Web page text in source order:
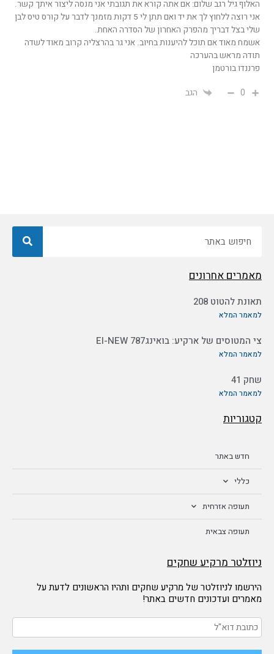
האלוף גיל רגב שלום: אם אתה קורא את תגובתי אני מנסה ליצור איתך קשר.
אני רוצה ללחוץ לך את יד ואם תתן לי 5 דקות מזמנך לדבר על קורס טיס לבן
שלי בצל דבריך מהפרק האחרון של הסדרה האחת.
אשמח מאוד אם תוכל להיענות בחיוב. אני גר בהרצליה קרוב מאוד לשדה
תודה מראש בהערכה
פרננדו בורטמן
0 הגב
מאמרים אחרונים
תאונת להטוט 208
למאמר המלא
צי המטוסים של ארקיע: בואינג787 EI-NEW
למאמר המלא
שחק 41
למאמר המלא
קטגוריות
חדש באתר
כללי
תעופה אזרחית
תעופה צבאית
ניוזלטר מרקיע שחקים
הירשמו לניוזלטר של מרקיע שחקים ותהיו הראשונים לדעת על
מאמרים ועדכונים חדשים באתר!